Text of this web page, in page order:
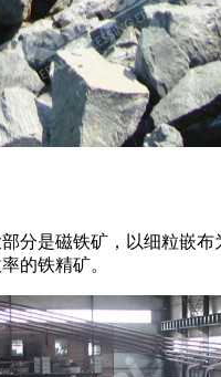
分是磁铁矿，以细粒嵌
的铁精矿。